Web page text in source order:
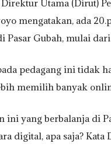
Utama (Dirut)
mengatakan, ada
Pasar Gubah, mulai
pedagang ini tidak
memilih banyak
ini yang berbalanja di
digital, apa saja?